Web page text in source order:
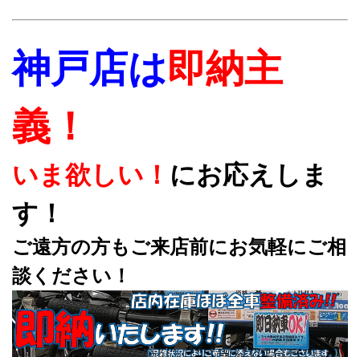
神戸店は即納主
義！
いま欲しい！ にお応えしま
す！
ご遠方の方もご来店前にお気軽にご相
談ください！